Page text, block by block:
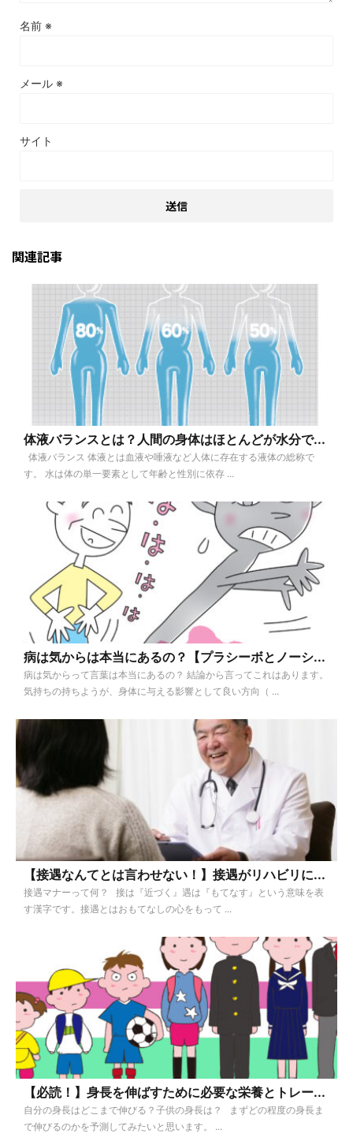
名前 ※
メール ※
サイト
関連記事
体液バランスとは？人間の身体はほとんどが水分で...
体液バランス 体液とは血液や唾液など人体に存在する液体の総称で
す。 水は体の単一要素として年齢と性別に依存 ...
病は気からは本当にあるの？【プラシーボとノーシ...
病は気からって言葉は本当にあるの？ 結論から言ってこれはあります。
気持ちの持ちようが、身体に与える影響として良い方向（ ...
【接遇なんてとは言わせない！】接遇がリハビリに...
接遇マナーって何？ 接は『近づく』遇は『もてなす』という意味を表
す漢字です。接遇とはおもてなしの心をもって ...
【必読！】身長を伸ばすために必要な栄養とトレー...
自分の身長はどこまで伸びる？子供の身長は？ まずどの程度の身長ま
で伸びるのかを予測してみたいと思います。 ...